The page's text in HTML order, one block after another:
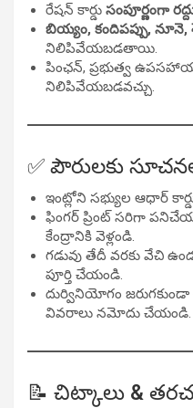
రేషన్ కార్డు సంపూర్ణంగా
బియ్యం, కందిపప్పు,
నిలిపివేయబడతాయి.
పింఛన్, ప్రభుత్వ
నిలిపివేయబడవచ్చు.
✅ పౌరులకు
ఇంట్లోని సభ్యుల ఆధార్
ఫింగర్ ప్రింట్ సరిగా
కేంద్రానికి వెళ్లండి.
గడువు తేదీ వరకు వేచి
పూర్తి చేయండి.
దుర్వినియోగం
వివరాలు నమోదు చేయండి.
📝 చిట్కాలు &